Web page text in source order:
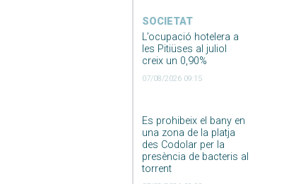
SOCIETAT
L’ocupació hotelera a
les Pitiüses al juliol
creix un 0,90%
07/08/2026 09:15
Es prohibeix el bany en
una zona de la platja
des Codolar per la
presència de bacteris al
torrent